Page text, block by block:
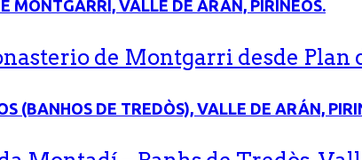
de Montgarri desde Plan